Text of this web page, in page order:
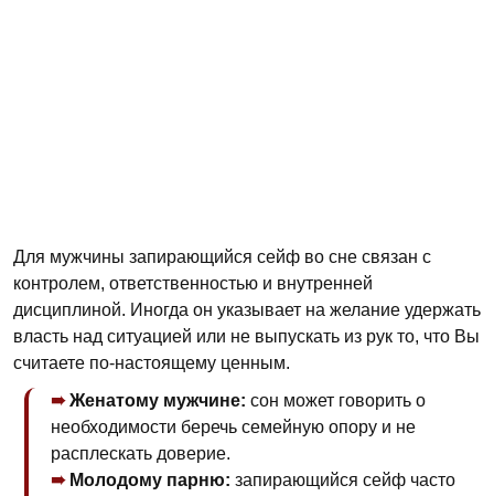
Для мужчины запирающийся сейф во сне связан с
контролем, ответственностью и внутренней
дисциплиной. Иногда он указывает на желание удержать
власть над ситуацией или не выпускать из рук то, что Вы
считаете по-настоящему ценным.
Женатому мужчине: сон может говорить о
необходимости беречь семейную опору и не
расплескать доверие.
Молодому парню: запирающийся сейф часто